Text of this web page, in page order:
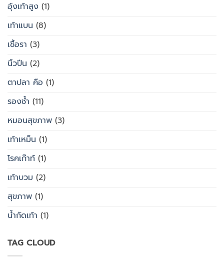
อุ้งเท้าสูง (1)
เท้าแบน (8)
เชื้อรา (3)
นิ้วปีน (2)
ตาปลา คือ (1)
รองช้ำ (11)
หมอนสุขภาพ (3)
เท้าเหม็น (1)
โรคเก๊าท์ (1)
เท้าบวม (2)
สุขภาพ (1)
น้ำกัดเท้า (1)
TAG CLOUD